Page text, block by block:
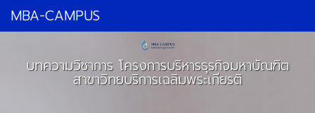
MBA-CAMPUS
บทความวิชาการ โครงการบริหารธุรกิจมหาบัณฑิต
สาขาวิทยบริการเฉลิมพระเกียรติ